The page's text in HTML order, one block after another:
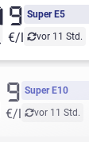
Super E5
vor 11 Std.
9
€/l
Super E10
vor 11 Std.
9
€/l